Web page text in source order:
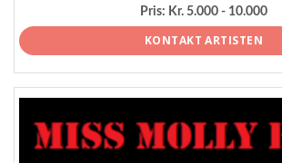
Pris: Kr. 5.000 - 10.000
KONTAKT ARTISTEN